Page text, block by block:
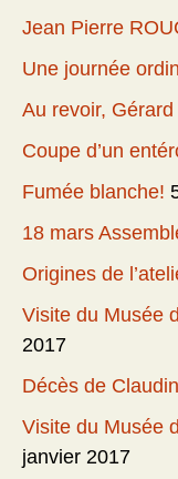
Jean Pierre
Une journée
Au revoir, Gérard
Coupe d’un
Fumée blanche!
18 mars
Origines de
Visite du Musée
2017
Décès de
Visite du Musée
janvier 2017